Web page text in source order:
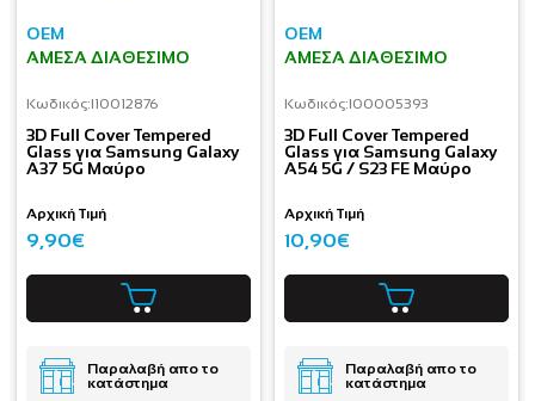
OEM
ΆΜΕΣΑ ΔΙΑΘΈΣΙΜΟ
Κωδικός:I10012876
3D Full Cover Tempered
Glass για Samsung Galaxy
A37 5G Μαύρο
Αρχική Τιμή
9,90€
Παραλαβή απο το
κατάστημα
OEM
ΆΜΕΣΑ ΔΙΑΘΈΣΙΜΟ
Κωδικός:I00005393
3D Full Cover Tempered
Glass για Samsung Galaxy
A54 5G / S23 FE Μαύρο
Αρχική Τιμή
10,90€
Παραλαβή απο το
κατάστημα